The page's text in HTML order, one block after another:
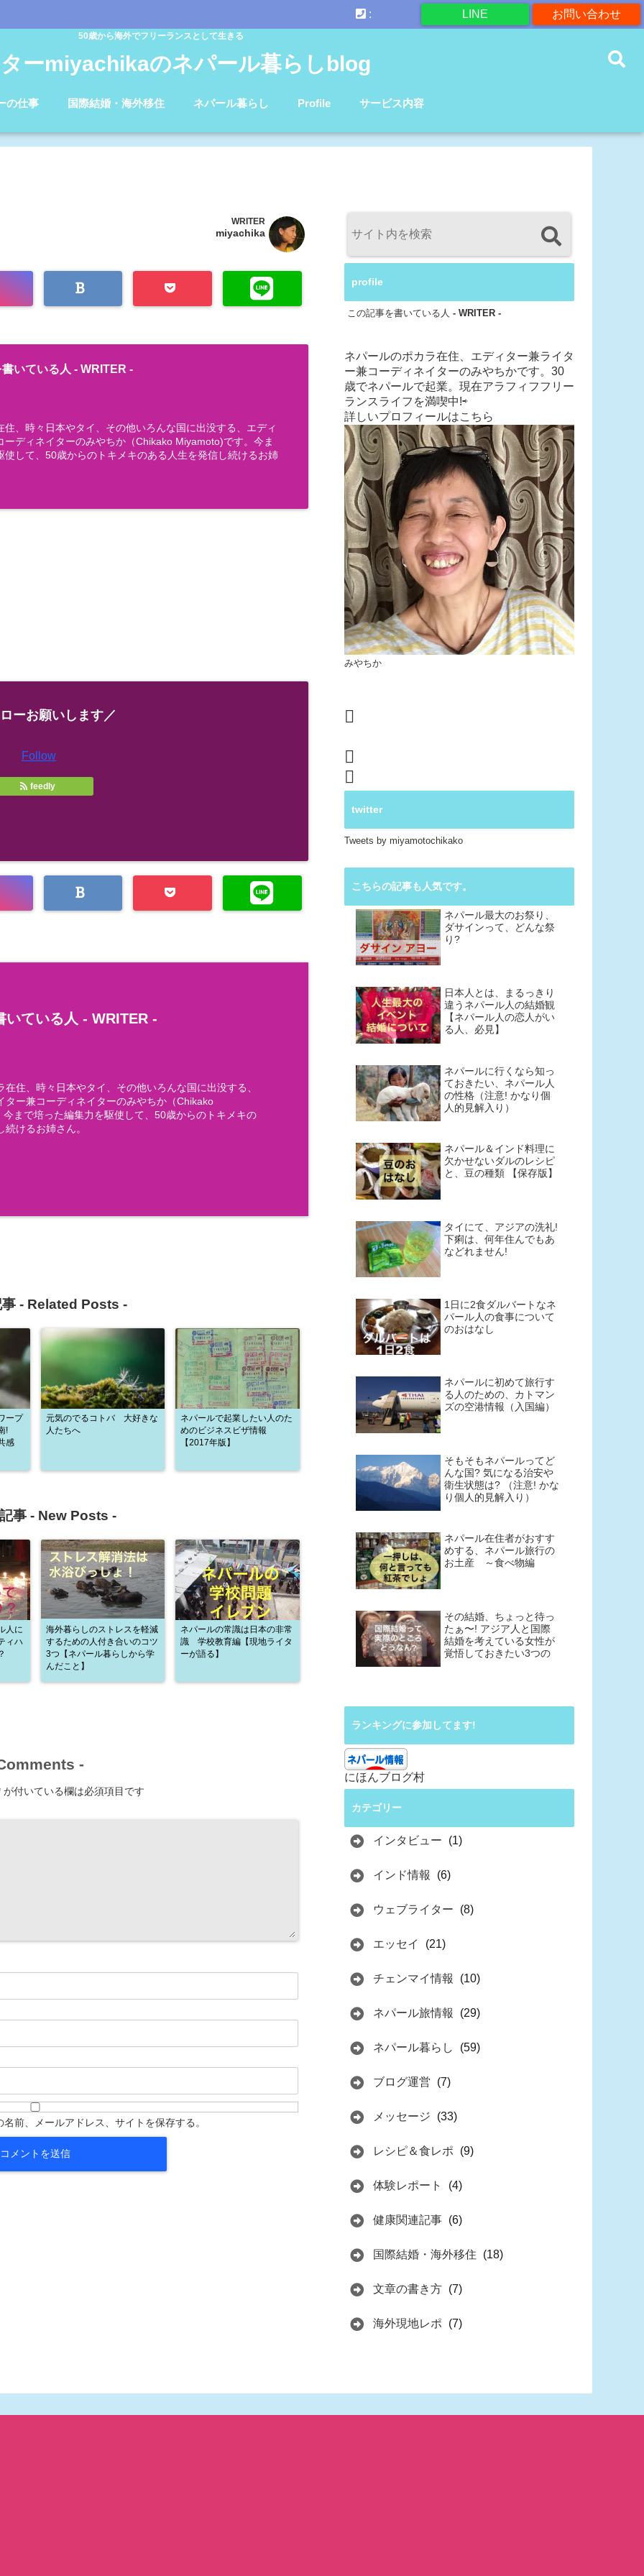
お問い合わせ
LINE
:
50歳から海外でフリーランスとして生きる
ーmiyachikaのネパール暮らしblog
の仕事 国際結婚・海外移住 ネパール暮らし Profile サービス内容
WRITER
miyachika
いている人 - WRITER -
住、時々日本やタイ、その他いろんな国に出没する、エディ
ーディネイターのみやちか（Chikako Miyamoto)です。今ま
使して、50歳からのトキメキのある人生を発信し続けるお姉
ーお願いします／
Follow
feedly
いている人 - WRITER -
在住、時々日本やタイ、その他いろんな国に出没する、
ター兼コーディネイターのみやちか（Chikako
まで培った編集力を駆使して、50歳からのトキメキの
けるお姉さん。
- Related Posts -
ープ
!
感
元気のでるコトバ 大好きな
人たちへ
ネパールで起業したい人のた
めのビジネスビザ情報
【2017年版】
事 - New Posts -
人に
ィハ
海外暮らしのストレスを軽減
するための人付き合いのコツ
3つ【ネパール暮らしから学
んだこと】
ネパールの常識は日本の非常
識 学校教育編【現地ライタ
ーが語る】
-
が付いている欄は必須項目です
前、メールアドレス、サイトを保存する。
profile
この記事を書いている人 - WRITER -
ネパールのポカラ在住、エディター兼ライタ
ー兼コーディネイターのみやちかです。30
歳でネパールで起業。現在アラフィフフリー
ランスライフを満喫中!⇨
詳しいプロフィールはこちら
みやちか
twitter
Tweets by miyamotochikako
こちらの記事も人気です。
ネパール最大のお祭り、
ダサインって、どんな祭
り?
日本人とは、まるっきり
違うネパール人の結婚観
【ネパール人の恋人がい
る人、必見】
ネパールに行くなら知っ
ておきたい、ネパール人
の性格（注意! かなり個
人的見解入り）
ネパール＆インド料理に
欠かせないダルのレシピ
と、豆の種類 【保存版】
タイにて、アジアの洗礼!
下痢は、何年住んでもあ
などれません!
1日に2食ダルバートなネ
パール人の食事について
のおはなし
ネパールに初めて旅行す
る人のための、カトマン
ズの空港情報（入国編）
そもそもネパールってど
んな国? 気になる治安や
衛生状態は? （注意! かな
り個人的見解入り）
ネパール在住者がおすす
めする、ネパール旅行の
お土産 ～食べ物編
その結婚、ちょっと待っ
たぁ〜! アジア人と国際
結婚を考えている女性が
覚悟しておきたい3つの
ランキングに参加してます!
にほんブログ村
カテゴリー
インタビュー (1)
インド情報 (6)
ウェブライター (8)
エッセイ (21)
チェンマイ情報 (10)
ネパール旅情報 (29)
ネパール暮らし (59)
ブログ運営 (7)
メッセージ (33)
レシピ＆食レポ (9)
体験レポート (4)
健康関連記事 (6)
国際結婚・海外移住 (18)
文章の書き方 (7)
海外現地レポ (7)